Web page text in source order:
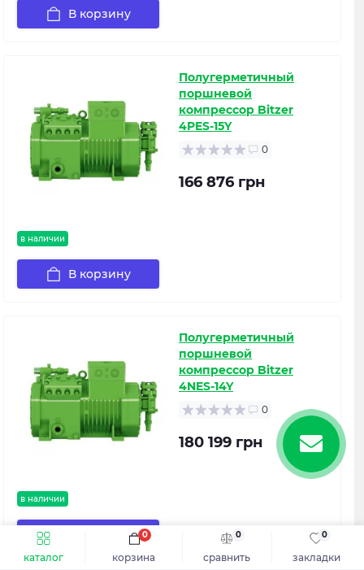
каталог сравнить
0
закладки
0
корзина
0
В корзину
в наличии
Полугерметичный
поршневой
компрессор Bitzer
4PES-15Y
0
166 876 грн
В корзину
в наличии
Полугерметичный
поршневой
компрессор Bitzer
4NES-14Y
0
180 199 грн
В корзину